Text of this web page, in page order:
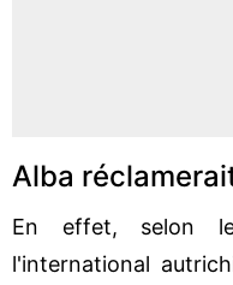
Alba
En effet, selon
l'international